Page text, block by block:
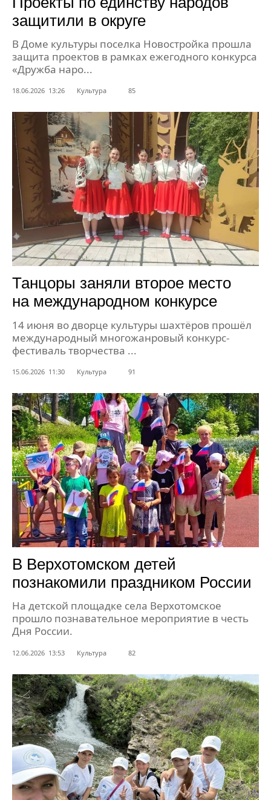
защитили в округе
В Доме культуры поселка Новостройка прошла
защита проектов в рамках ежегодного конкурса
«Дружба наро...
18.06.2026 13:26 Культура 85
Танцоры заняли второе место
на международном конкурсе
14 июня во дворце культуры шахтёров прошёл
международный многожанровый конкурс-
фестиваль творчества ...
15.06.2026 11:30 Культура 91
В Верхотомском детей
познакомили праздником России
На детской площадке села Верхотомское
прошло познавательное мероприятие в честь
Дня России.
12.06.2026 13:53 Культура 82